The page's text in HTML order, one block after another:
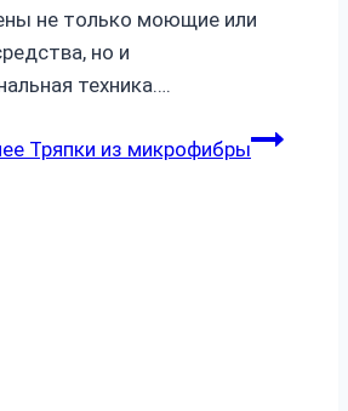
не только моющие или
но и
техника….
Тряпки из микрофибры